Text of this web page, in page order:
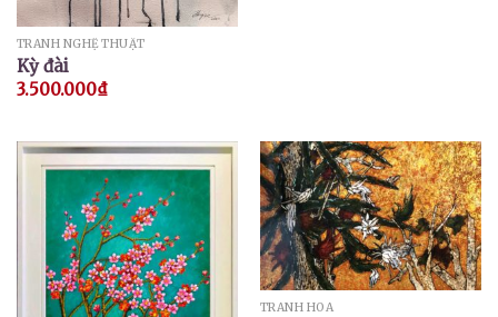
TRANH NGHỆ THUẬT
Kỳ đài
3.500.000₫
TRANH HOA